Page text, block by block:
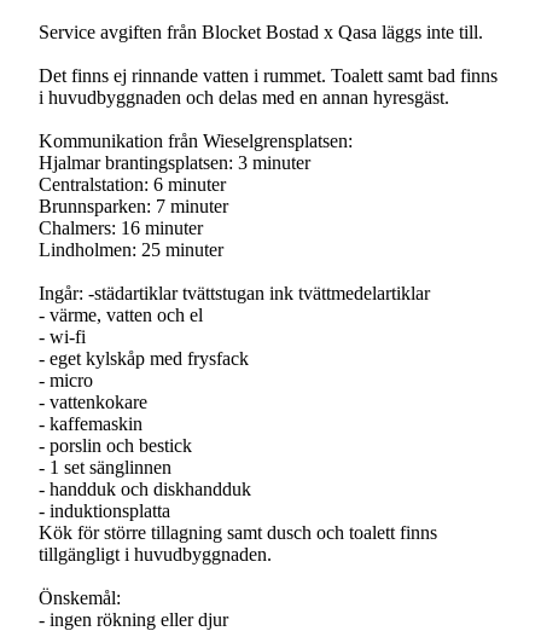
Service avgiften från Blocket Bostad x Qasa läggs inte till.
Det finns ej rinnande vatten i rummet. Toalett samt bad finns
i huvudbyggnaden och delas med en annan hyresgäst.
Kommunikation från Wieselgrensplatsen:
Hjalmar brantingsplatsen: 3 minuter
Centralstation: 6 minuter
Brunnsparken: 7 minuter
Chalmers: 16 minuter
Lindholmen: 25 minuter
Ingår: -städartiklar tvättstugan ink tvättmedelartiklar
- värme, vatten och el
- wi-fi
- eget kylskåp med frysfack
- micro
- vattenkokare
- kaffemaskin
- porslin och bestick
- 1 set sänglinnen
- handduk och diskhandduk
- induktionsplatta
Kök för större tillagning samt dusch och toalett finns
tillgängligt i huvudbyggnaden.
Önskemål:
- ingen rökning eller djur